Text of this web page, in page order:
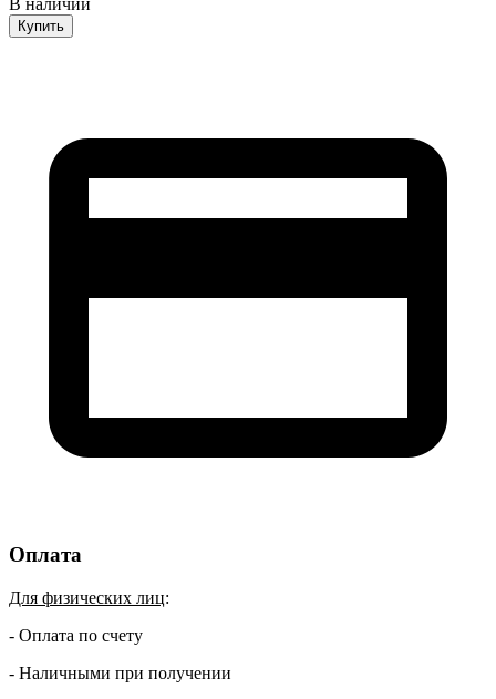
В наличии
Купить
Оплата
Для физических лиц:
- Оплата по счету
- Наличными при получении